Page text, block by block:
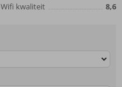
Wifi kwaliteit
8,6